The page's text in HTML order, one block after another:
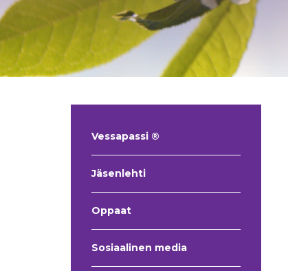
Vessapassi ®
Jäsenlehti
Oppaat
Sosiaalinen media